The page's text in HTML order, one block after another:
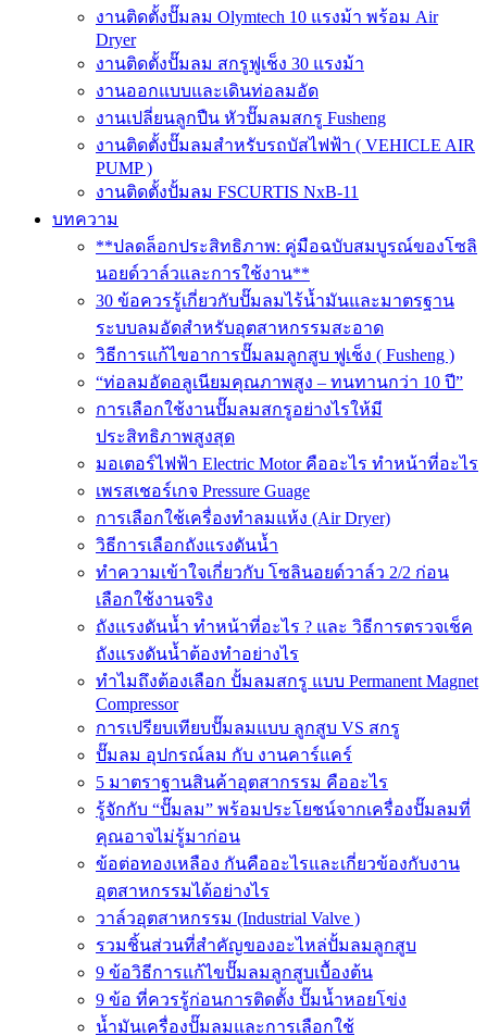
งานติดตั้งปั๊มลม Olymtech 10 แรงม้า พร้อม Air
Dryer
งานติดตั้งปั๊มลม สกรูฟูเช็ง 30 แรงม้า
งานออกแบบและเดินท่อลมอัด
งานเปลี่ยนลูกปืน หัวปั๊มลมสกรู Fusheng
งานติดตั้งปั๊มลมสำหรับรถบัสไฟฟ้า ( VEHICLE AIR
PUMP )
งานติดตั้งปั้มลม FSCURTIS NxB-11
บทความ
**ปลดล็อกประสิทธิภาพ: คู่มือฉบับสมบูรณ์ของโซลิ
นอยด์วาล์วและการใช้งาน**
30 ข้อควรรู้เกี่ยวกับปั๊มลมไร้น้ำมันและมาตรฐาน
ระบบลมอัดสำหรับอุตสาหกรรมสะอาด
วิธีการแก้ไขอาการปั๊มลมลูกสูบ ฟูเช็ง ( Fusheng )
“ท่อลมอัดอลูเนียมคุณภาพสูง – ทนทานกว่า 10 ปี”
การเลือกใช้งานปั๊มลมสกรูอย่างไรให้มี
ประสิทธิภาพสูงสุด
มอเตอร์ไฟฟ้า Electric Motor คืออะไร ทำหน้าที่อะไร
เพรสเชอร์เกจ Pressure Guage
การเลือกใช้เครื่องทำลมแห้ง (Air Dryer)
วิธีการเลือกถังแรงดันน้ำ
ทำความเข้าใจเกี่ยวกับ โซลินอยด์วาล์ว 2/2 ก่อน
เลือกใช้งานจริง
ถังแรงดันน้ำ ทำหน้าที่อะไร ? และ วิธีการตรวจเช็ค
ถังแรงดันน้ำต้องทำอย่างไร
ทำไมถึงต้องเลือก ปั้มลมสกรู แบบ Permanent Magnet
Compressor
การเปรียบเทียบปั๊มลมแบบ ลูกสูบ VS สกรู
ปั๊มลม อุปกรณ์ลม กับ งานคาร์แคร์
5 มาตราฐานสินค้าอุตสากรรม คืออะไร
รู้จักกับ “ปั๊มลม” พร้อมประโยชน์จากเครื่องปั๊มลมที่
คุณอาจไม่รู้มาก่อน
ข้อต่อทองเหลือง กันคืออะไรและเกี่ยวข้องกับงาน
อุตสาหกรรมได้อย่างไร
วาล์วอุตสาหกรรม (Industrial Valve )
รวมชิ้นส่วนที่สำคัญของอะไหล่ปั้มลมลูกสูบ
9 ข้อวิธีการแก้ไขปั๊มลมลูกสูบเบื้องต้น
9 ข้อ ที่ควรรู้ก่อนการติดตั้ง ปั๊มน้ำหอยโข่ง
น้ำมันเครื่องปั๊มลมและการเลือกใช้